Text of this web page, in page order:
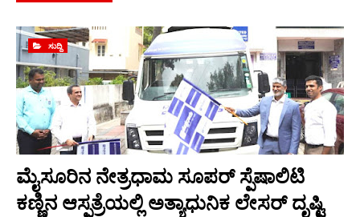
ಸುದ್ದಿ
ಮೈಸೂರಿನ ನೇತ್ರಧಾಮ ಸೂಪರ್ ಸ್ಪೆಷಾಲಿಟಿ
ಕಣ್ಣಿನ ಆಸ್ಪತ್ರೆಯಲ್ಲಿ ಅತ್ಯಾಧುನಿಕ ಲೇಸರ್ ದೃಷ್ಟಿ